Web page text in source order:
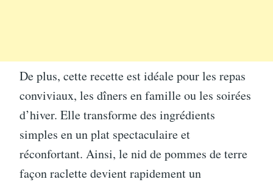
De plus, cette recette est idéale pour les repas
conviviaux, les dîners en famille ou les soirées
d’hiver. Elle transforme des ingrédients
simples en un plat spectaculaire et
réconfortant. Ainsi, le nid de pommes de terre
façon raclette devient rapidement un